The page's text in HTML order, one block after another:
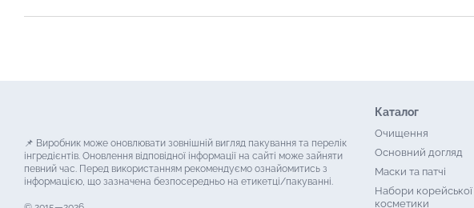
📌 Виробник може оновлювати зовнішній вигляд пакування та перелік
інгредієнтів. Оновлення відповідної інформації на сайті може зайняти
певний час. Перед використанням рекомендуємо ознайомитись з
інформацією, що зазначена безпосередньо на етикетці/пакуванні.
Каталог
Очищення
Основний догляд
Маски та патчі
Набори корейської
косметики